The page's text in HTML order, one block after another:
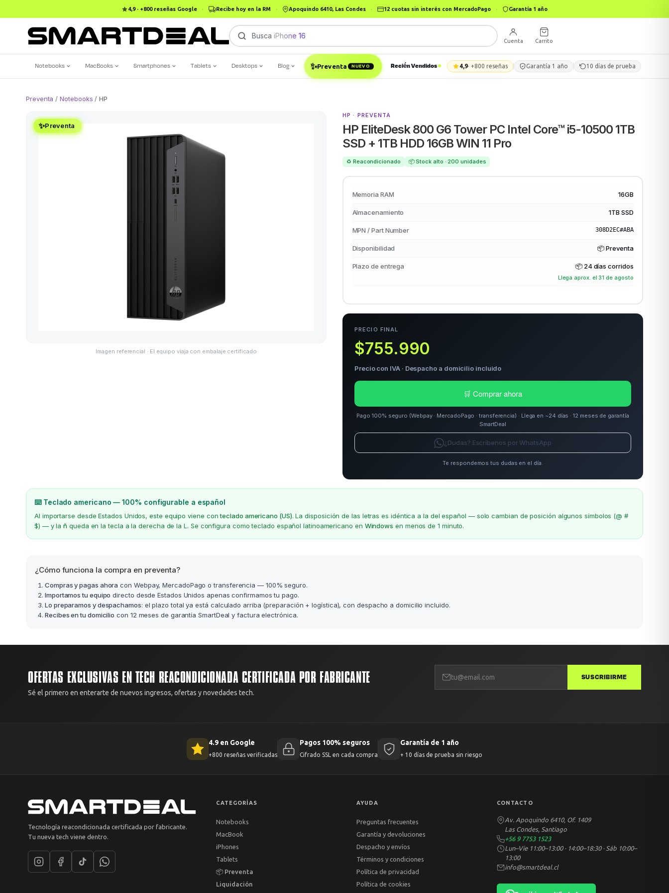
4,9 · +800 reseñas Google · Recibe hoy en la RM · Apoquindo 6410, Las Condes · 12 cuotas sin interés con MercadoPago · Garantía 1 año
Busca iPhone 16
Cuenta Carrito
Notebooks MacBooks Smartphones Tablets Desktops Blog ✨Preventa NUEVO Recién Vendidos 4,9· +800 reseñas Garantía 1 año 10 días de prueba
Preventa /Notebooks /HP
✨Preventa
Imagen referencial · El equipo viaja con embalaje certificado
HP · PREVENTA
HP EliteDesk 800 G6 Tower PC Intel Core™ i5-10500 1TB
SSD + 1TB HDD 16GB WIN 11 Pro
♻️ Reacondicionado 📦 Stock alto · 200 unidades
Memoria RAM 16GB
Almacenamiento 1TB SSD
MPN / Part Number 308D2EC#ABA
Disponibilidad 📦 Preventa
Plazo de entrega 📦 24 días corridos
Llega aprox. el 31 de agosto
PRECIO FINAL
$755.990
Precio con IVA · Despacho a domicilio incluido
🛒 Comprar ahora
Pago 100% seguro (Webpay · MercadoPago · transferencia) · Llega en ~24 días · 12 meses de garantía
SmartDeal
¿Dudas? Escríbenos por WhatsApp
Te respondemos tus dudas en el día.
⌨️ Teclado americano — 100% configurable a español
Al importarse desde Estados Unidos, este equipo viene conteclado americano (US). La disposición de las letras es idéntica a la del español — solo cambian de posición algunos símbolos (@ #
$) — y lañ queda en la tecla a la derecha de la L. Se configura como teclado español latinoamericano en Windows en menos de 1 minuto.
¿Cómo funciona la compra en preventa?
Compras y pagas ahora con Webpay, MercadoPago o transferencia — 100% seguro.
Importamos tu equipo directo desde Estados Unidos apenas confirmamos tu pago.
Lo preparamos y despachamos: el plazo total ya está calculado arriba (preparación + logística), con despacho a domicilio incluido.
Recibes en tu domicilio con 12 meses de garantía SmartDeal y factura electrónica.
OFERTAS EXCLUSIVAS EN TECH REACONDICIONADA CERTIFICADA POR FABRICANTE
Sé el primero en enterarte de nuevos ingresos, ofertas y novedades tech.
SUSCRIBIRME
4.9 en Google
+800 reseñas verificadas
Pagos 100% seguros
Cifrado SSL en cada compra
Garantía de 1 año
+ 10 días de prueba sin riesgo
Tecnología reacondicionada certificada por fabricante.
Tu nueva tech viene dentro.
CATEGORÍAS
Notebooks
MacBook
iPhones
Tablets
📦 Preventa
Liquidación
AYUDA
Preguntas frecuentes
Garantía y devoluciones
Despacho y envíos
Términos y condiciones
Política de privacidad
Política de cookies
CONTACTO
Av. Apoquindo 6410, Of. 1409
Las Condes, Santiago
+56 9 7753 1523
Lun–Vie 11:00–13:00 · 14:00–18:30 · Sáb 10:00–
13:00
info@smartdeal.cl